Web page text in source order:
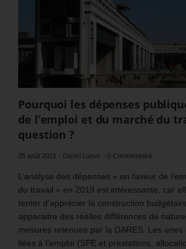
Pourquoi les dépenses
de l’emploi et du marché du
question ?
25 août 2021 - Daniel Lamar - 0 Commentaire
L’analyse des dépenses « en faveur de
du travail » en 2019 est intéressante, car
tenter d’apprécier la construction
apparaitre des réelles différences de
mesures retenues par la DARES. Les
liées à l’emploi (SPE et prestations,